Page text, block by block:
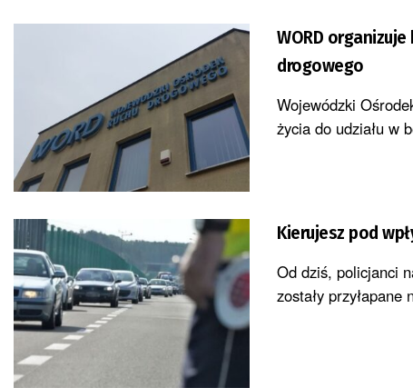
WORD
drogowego
Wojewódzki
życia do udziału w
Kierujesz pod
Od dziś, policjanci
zostały